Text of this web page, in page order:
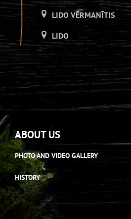
LIDO VĒRMANĪTIS
LIDO
LIDO ATPŪTAS CENTRS
LIDO DZIRNAVAS
LIDO DZIRNAVAS
LIDO
LIDO ATPŪTAS CENTRS
LIDO DZIRNAVAS
ABOUT US
PHOTO AND VIDEO GALLERY
HISTORY